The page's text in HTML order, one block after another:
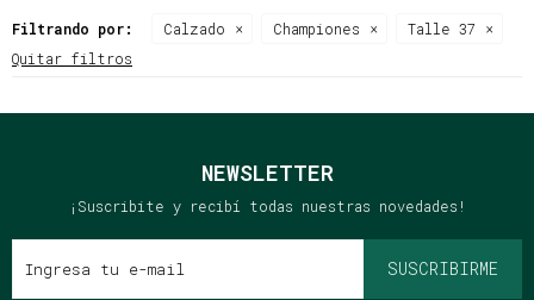
Filtrando por: Calzado Championes
Talle 37
Quitar filtros
NEWSLETTER
¡Suscribite y recibí todas nuestras novedades!
SUSCRIBIRME